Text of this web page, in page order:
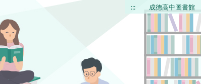
::: 成德高中圖書館